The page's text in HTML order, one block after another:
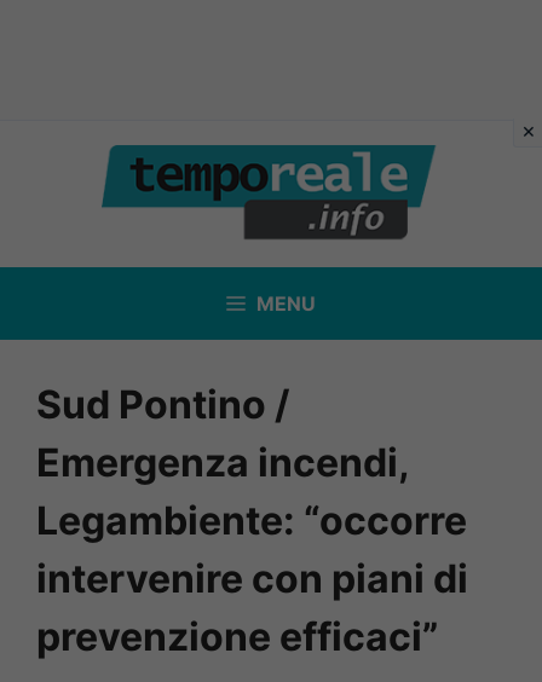
contenuto
MENU
Sud Pontino /
Emergenza incendi,
Legambiente: “occorre
intervenire con piani di
prevenzione efficaci”